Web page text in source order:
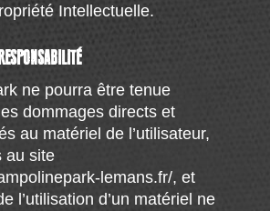
Intellectuelle.
ne pourra être tenue
dommages directs et
au matériel de l’utilisateur,
au site
lemans.fr/, et
l’utilisation d’un matériel ne